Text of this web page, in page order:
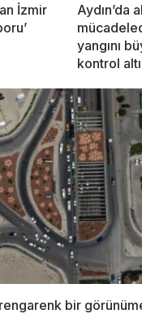
İzmir
Aydın’da
yangını
kontrol
bir